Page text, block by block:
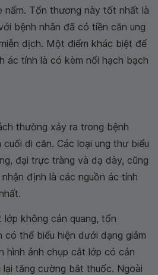
nấm. Tổn thương này tốt nhất là
bệnh nhân đã có tiền căn ung
dịch. Một điểm khác biệt để
ác tính là có kèm nổi hạch bạch
thường xảy ra trong bệnh
di căn. Các loại ung thư biểu
đại trực tràng và dạ dày, cũng
định là các nguồn ác tính
lớp không cản quang, tổn
thể biểu hiện dưới dạng giảm
hình ảnh chụp cắt lớp có cản
tăng cường bắt thuốc. Ngoài